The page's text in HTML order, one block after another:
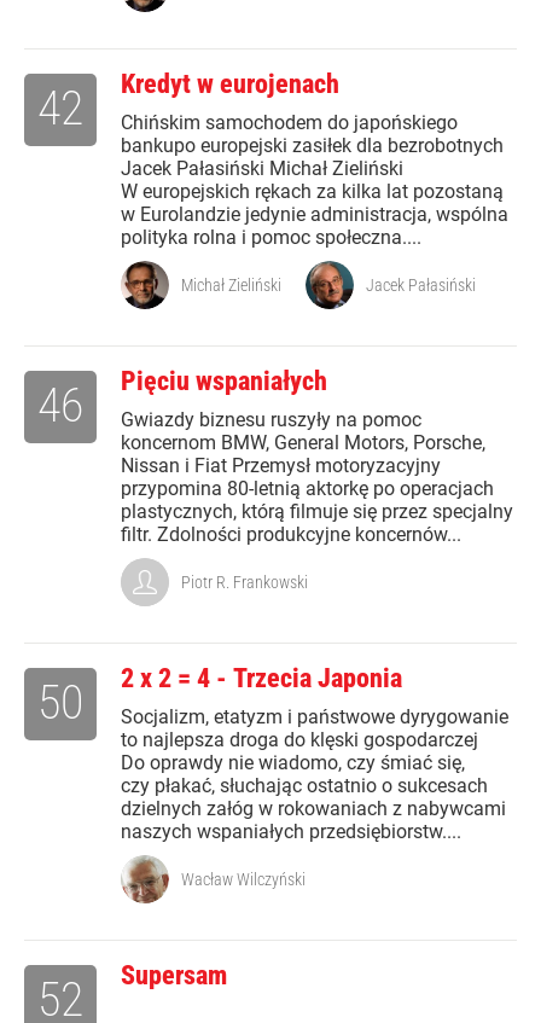
Kredyt w eurojenach
Chińskim samochodem do japońskiego
bankupo europejski zasiłek dla bezrobotnych
Jacek Pałasiński Michał Zieliński
W europejskich rękach za kilka lat pozostaną
w Eurolandzie jedynie administracja, wspólna
polityka rolna i pomoc społeczna....
42
Michał Zieliński Jacek Pałasiński
Pięciu wspaniałych
Gwiazdy biznesu ruszyły na pomoc
koncernom BMW, General Motors, Porsche,
Nissan i Fiat Przemysł motoryzacyjny
przypomina 80-letnią aktorkę po operacjach
plastycznych, którą filmuje się przez specjalny
filtr. Zdolności produkcyjne koncernów...
46
Piotr R. Frankowski
2 x 2 = 4 - Trzecia Japonia
Socjalizm, etatyzm i państwowe dyrygowanie
to najlepsza droga do klęski gospodarczej
Do oprawdy nie wiadomo, czy śmiać się,
czy płakać, słuchając ostatnio o sukcesach
dzielnych załóg w rokowaniach z nabywcami
naszych wspaniałych przedsiębiorstw....
50
Wacław Wilczyński
Supersam
52